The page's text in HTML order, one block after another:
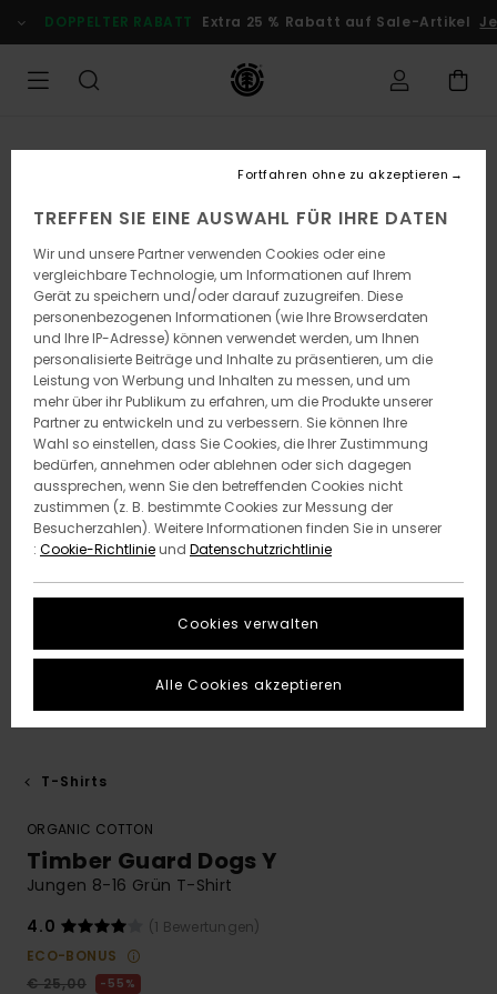
zur
Produktinformation
DOPPELTER RABATT Extra 25 % Rabatt auf Sale-Artikel
T-Shirts
ORGANIC COTTON
Timber Guard Dogs Y
Jungen 8-16 Grün T-Shirt
4.0
(1 Bewertungen)
ECO-BONUS
€ 25,00
55%
TREFFEN SIE EINE AUSWAHL FÜR IHRE DATEN
Wir und unsere Partner verwenden Cookies oder eine
vergleichbare Technologie, um Informationen auf Ihrem
Gerät zu speichern und/oder darauf zuzugreifen. Diese
personenbezogenen Informationen (wie Ihre Browserdaten
und Ihre IP-Adresse) können verwendet werden, um Ihnen
personalisierte Beiträge und Inhalte zu präsentieren, um die
Leistung von Werbung und Inhalten zu messen, und um
mehr über ihr Publikum zu erfahren, um die Produkte unserer
Partner zu entwickeln und zu verbessern. Sie können Ihre
Wahl so einstellen, dass Sie Cookies, die Ihrer Zustimmung
bedürfen, annehmen oder ablehnen oder sich dagegen
aussprechen, wenn Sie den betreffenden Cookies nicht
zustimmen (z. B. bestimmte Cookies zur Messung der
Besucherzahlen). Weitere Informationen finden Sie in unserer
: Cookie-Richtlinieund Datenschutzrichtlinie
Cookies verwalten
Fortfahren ohne zu akzeptieren
Alle Cookies akzeptieren